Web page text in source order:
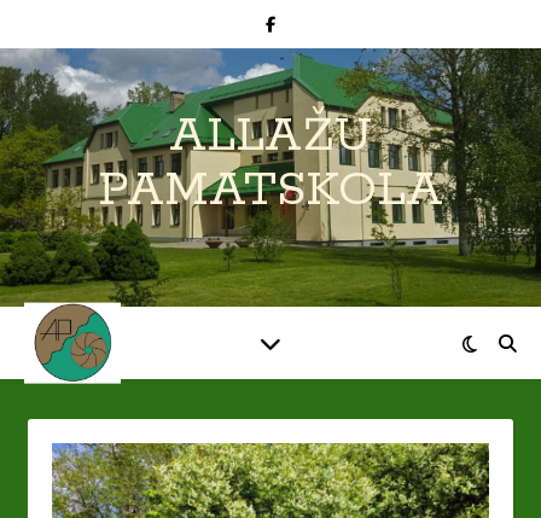
ALLAŽU
PAMATSKOLA